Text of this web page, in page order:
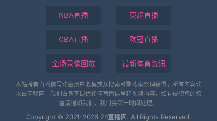
NBA直播 英超直播
CBA直播 欧冠直播
全场录像回放 最新体育资讯
本站所有直播信号均由用户收集或从搜索引擎搜索整理获得，所有内容均
来自互联网，我们自身不提供任何直播信号和视频内容，如有侵犯您的权
益请通知我们，我们会第一时间处理。
Copyright © 2021-2026 24直播网. All Rights Reserved.